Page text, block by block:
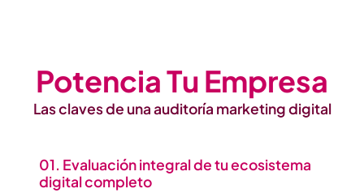
Potencia Tu Empresa
Las claves de una auditoría marketing digital
01. Evaluación integral de tu ecosistema
digital completo